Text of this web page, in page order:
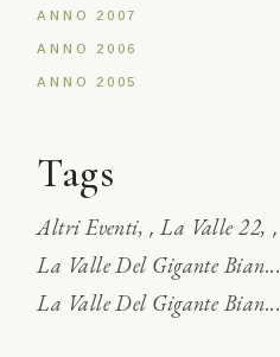
ANNO 2007
ANNO 2006
ANNO 2005
Tags
Altri Eventi ,La Valle 22 ,
La Valle Del Gigante Bian...
La Valle Del Gigante Bian...